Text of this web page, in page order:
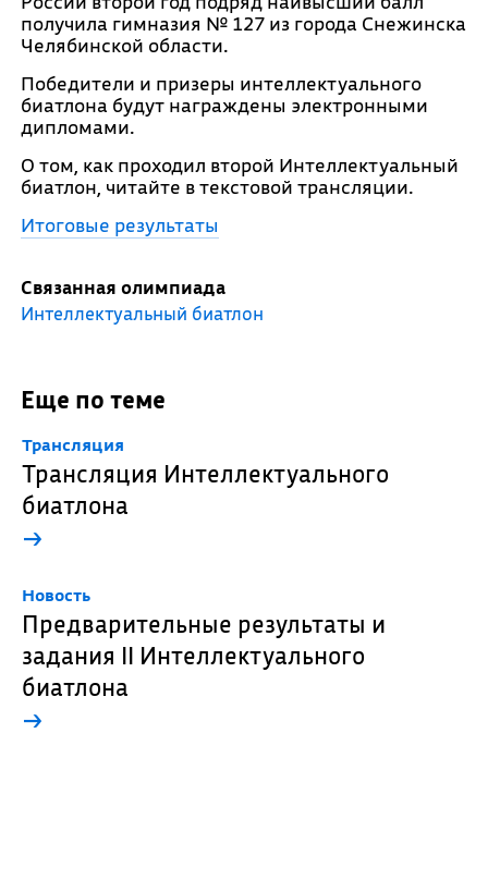
получила гимназия № 127 из города Снежинска
Челябинской области.
Победители и призеры интеллектуального
биатлона будут награждены электронными
дипломами.
О том, как проходил второй Интеллектуальный
биатлон, читайте в текстовой трансляции.
Итоговые результаты
Связанная олимпиада
Интеллектуальный биатлон
Еще по теме
Трансляция
Трансляция Интеллектуального
биатлона
→
Новость
Предварительные результаты и
задания II Интеллектуального
биатлона
→